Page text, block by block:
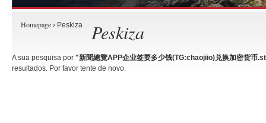
Homepage › Peskiza Peskiza
A sua pesquisa por "新聞總覽APP企业签要多少钱(TG:chaojiio)兑换加密货币
resultados. Por favor tente de novo.